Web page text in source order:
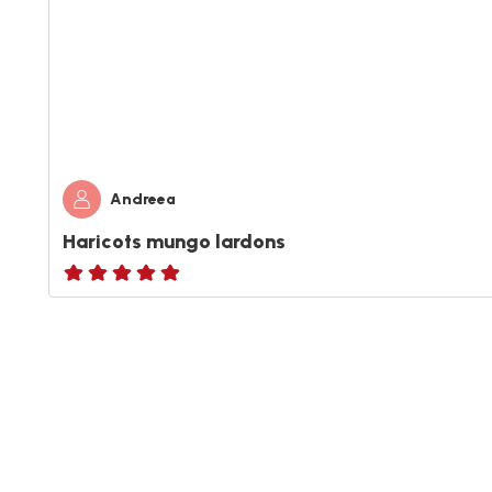
Andreea
Haricots mungo lardons
ratings.NaN